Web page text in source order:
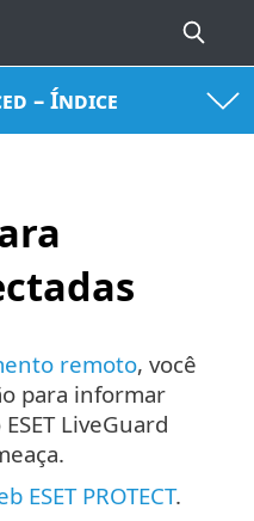
– Índice
remoto, você
para informar
LiveGuard
ESET PROTECT.